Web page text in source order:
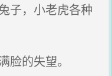
子，小老虎各种
的失望。